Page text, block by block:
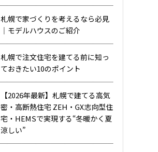
札幌で家づくりを考えるなら必見
｜モデルハウスのご紹介
札幌で注文住宅を建てる前に知っ
ておきたい10のポイント
【2026年最新】札幌で建てる高気
密・高断熱住宅 ZEH・GX志向型住
宅・HEMSで実現する“冬暖かく夏
涼しい”